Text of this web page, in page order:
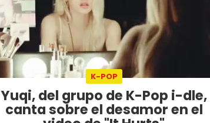
K-POP
Yuqi, del grupo de K-Pop i-dle,
canta sobre el desamor en el